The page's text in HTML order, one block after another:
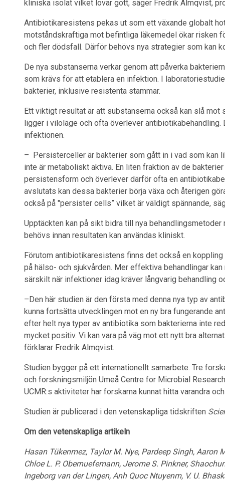
kliniska isolat vilket lovar gott, säger Fredrik Almqvist,
Antibiotikaresistens pekas ut som ett växande globalt
motståndskraftiga mot befintliga läkemedel ökar risken
och fler dödsfall. Därför behövs nya strategier som kan
De nya substanserna verkar genom att påverka
som krävs för att etablera en infektion. I
bakterier, inklusive resistenta stammar.
Ett viktigt resultat är att substanserna också kan slå
ligger i viloläge och ofta överlever
infektionen.
– Persisterceller är bakterier som gått in i vad som kan
inte är metaboliskt aktiva. En liten fraktion av de
persistensform och överlever därför ofta en
avslutats kan dessa bakterier börja växa och återigen
också på "persister cells” vilket är väldigt spännande,
Upptäckten kan på sikt bidra till nya
behövs innan resultaten kan användas kliniskt.
Förutom antibiotikaresistens finns det också en
på hälso- och sjukvården. Mer effektiva behandlingar
särskilt när infektioner idag kräver långvarig behandling
–Den här studien är den första med denna nya typ av
kunna fortsätta utvecklingen mot en ny bra fungerande
efter helt nya typer av antibiotika som bakterierna inte
mycket positiv. Vi kan vara på väg mot ett nytt bra
förklarar Fredrik Almqvist.
Studien bygger på ett internationellt samarbete. Tre
och forskningsmiljön Umeå Centre for Microbial
UCMR:s aktiviteter har forskarna kunnat hitta varandra
Studien är publicerad i den vetenskapliga tidskriften
Om den vetenskapliga artikeln
Hasan Tükenmez, Taylor M. Nye, Pardeep Singh, Aaron
Chloe L. P. Obernuefemann, Jerome S. Pinkner,
Ingeborg van der Lingen, Anh Quoc Ntuyenm, V. U.